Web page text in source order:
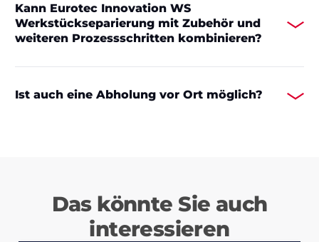
Kann Eurotec Innovation WS
Werkstückseparierung mit Zubehör und
weiteren Prozessschritten kombinieren?
Ist auch eine Abholung vor Ort möglich?
Das könnte Sie auch
interessieren